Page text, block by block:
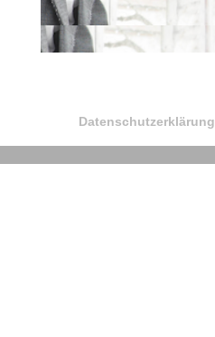
Datenschutzerklärung